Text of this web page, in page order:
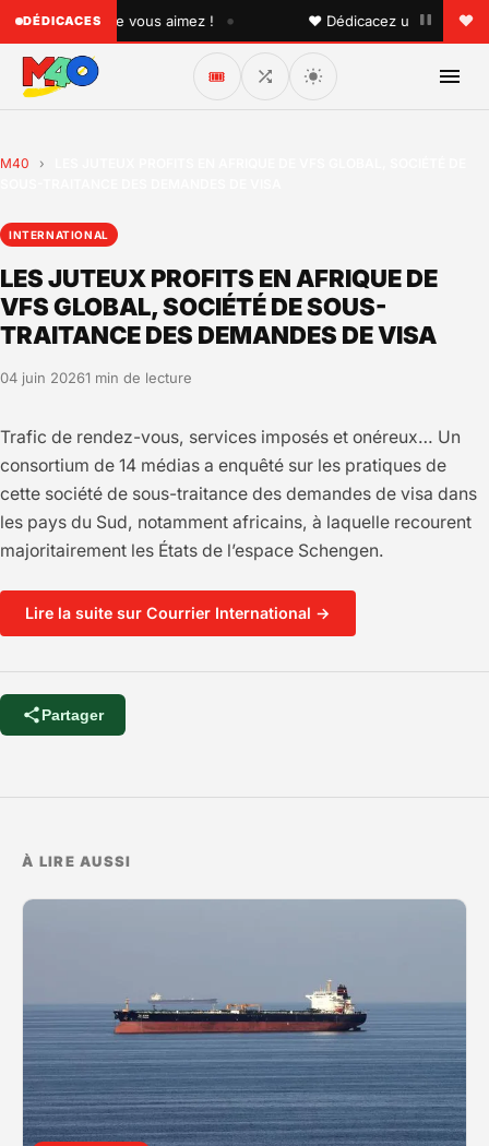
DÉDICACESque vous aimez ! • ♥ Dédicacez un titre à vos
🎟️
M40 ›
INTERNATIONAL
LES JUTEUX PROFITS EN AFRIQUE DE
VFS GLOBAL, SOCIÉTÉ DE SOUS-
TRAITANCE DES DEMANDES DE VISA
04 juin 20261 min de lecture
Trafic de rendez-vous, services imposés et onéreux… Un
consortium de 14 médias a enquêté sur les pratiques de
cette société de sous-traitance des demandes de visa dans
les pays du Sud, notamment africains, à laquelle recourent
majoritairement les États de l’espace Schengen.
Lire la suite sur Courrier International →
Partager
À LIRE AUSSI